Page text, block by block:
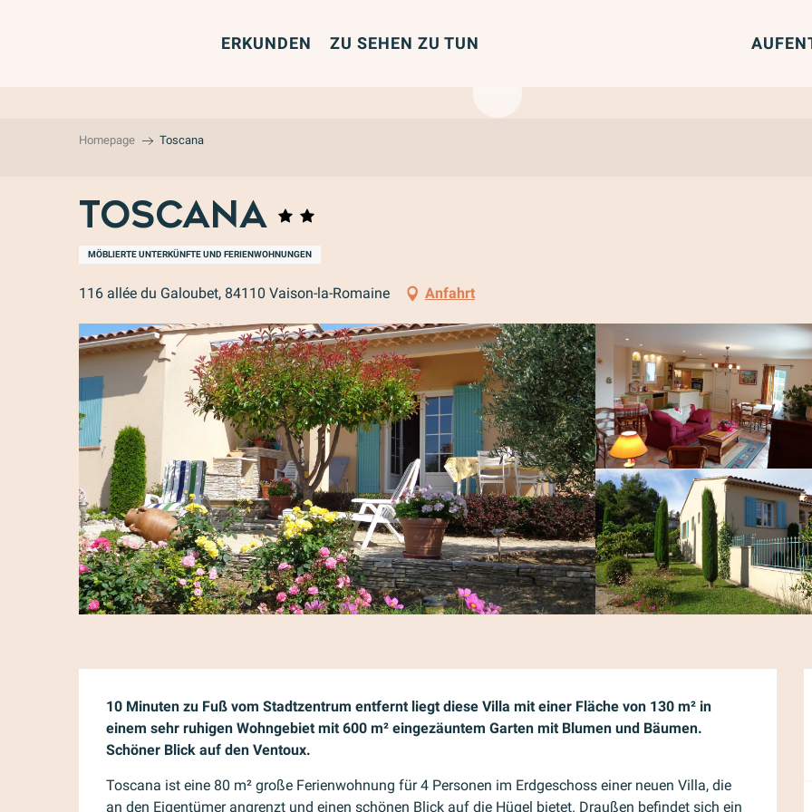
ERKUNDEN ZU SEHEN ZU TUN
Homepage Toscana
Toscana
MÖBLIERTE UNTERKÜNFTE UND FERIENWOHNUNGEN
116 allée du Galoubet, 84110 Vaison-la-Romaine Anfahrt
Beschreibung
10 Minuten zu Fuß vom Stadtzentrum entfernt liegt diese Villa mit einer Fläche von 130 m² in
einem sehr ruhigen Wohngebiet mit 600 m² eingezäuntem Garten mit Blumen und Bäumen.
Schöner Blick auf den Ventoux.
Toscana ist eine 80 m² große Ferienwohnung für 4 Personen im Erdgeschoss einer neuen Villa, die
an den Eigentümer angrenzt und einen schönen Blick auf die Hügel bietet. Draußen befindet sich ein